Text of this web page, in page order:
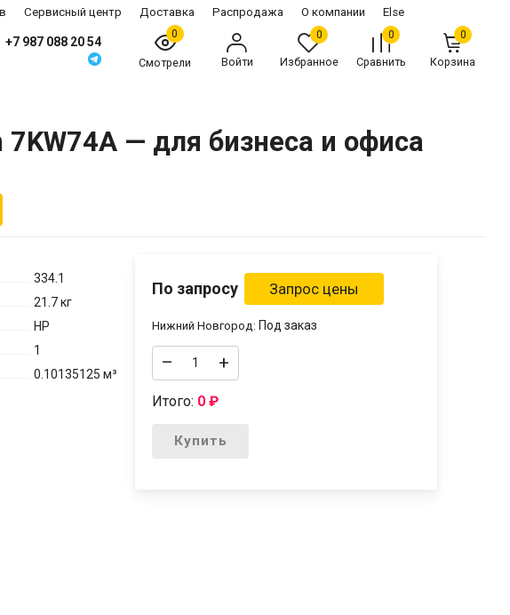
Сервисный центр Доставка Распродажа О компании Else
+7 987 088 20 54
0
Смотрели Войти
0
Избранное
0
Сравнить
0
Корзина
— для бизнеса и офиса
334.1
21.7 кг
HP
1
0.10135125 м³
По запросу
Нижний Новгород: Под заказ
– +
Итого: 0₽
Купить